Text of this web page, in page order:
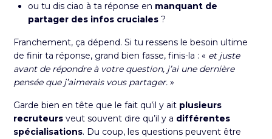
ou tu dis ciao à ta réponse en manquant de
partager des infos cruciales ?
Franchement, ça dépend. Si tu ressens le besoin ultime
de finir ta réponse, grand bien fasse, finis-la : « et juste
avant de répondre à votre question, j’ai une dernière
pensée que j’aimerais vous partager. »
Garde bien en tête que le fait qu’il y ait plusieurs
recruteurs veut souvent dire qu’il y a différentes
spécialisations. Du coup, les questions peuvent être